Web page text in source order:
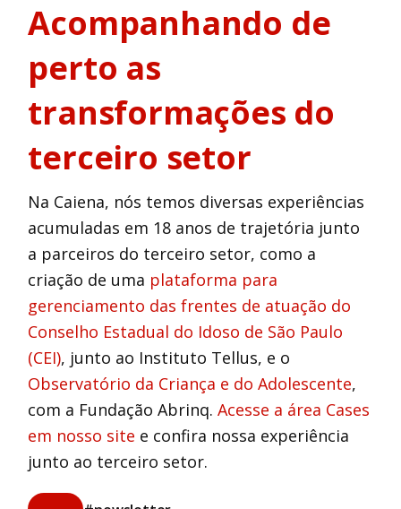
Acompanhando de
perto as
transformações do
terceiro setor
Na Caiena, nós temos diversas experiências
acumuladas em 18 anos de trajetória junto
a parceiros do terceiro setor, como a
criação de uma plataforma para
gerenciamento das frentes de atuação do
Conselho Estadual do Idoso de São Paulo
(CEI), junto ao Instituto Tellus, e o
Observatório da Criança e do Adolescente,
com a Fundação Abrinq.Acesse a área Cases
em nosso site e confira nossa experiência
junto ao terceiro setor.